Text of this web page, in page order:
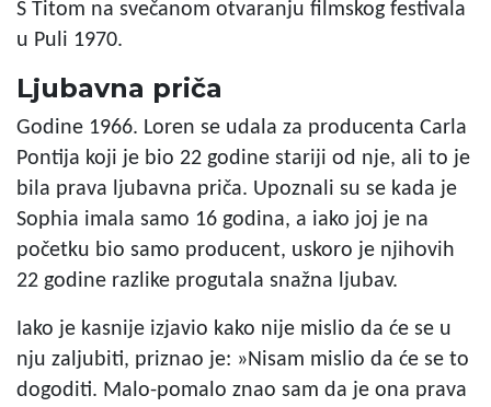
S Titom na svečanom otvaranju filmskog festivala
u Puli 1970.
Ljubavna priča
Godine 1966. Loren se udala za producenta Carla
Pontija koji je bio 22 godine stariji od nje, ali to je
bila prava ljubavna priča. Upoznali su se kada je
Sophia imala samo 16 godina, a iako joj je na
početku bio samo producent, uskoro je njihovih
22 godine razlike progutala snažna ljubav.
Iako je kasnije izjavio kako nije mislio da će se u
nju zaljubiti, priznao je: »Nisam mislio da će se to
dogoditi. Malo-pomalo znao sam da je ona prava